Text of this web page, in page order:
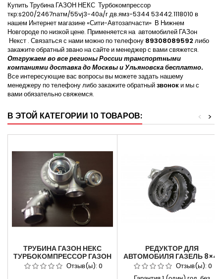
Купить Трубина ГАЗОН НЕКС Турбокомпрессор
ткр:s200/2467nатм/55vj3-40а/r дв.ямз-5344 53442.1118010 в
нашем Интернет магазине «Сити-Автозапчасти» В Нижнем
Новгороде по низкой цене. Применяется на автомобилей ГАЗон
Некст . Связаться с нами можно по телефону 89308089592 либо
закажите обратный звано на сайте и менеджер с вами свяжется.
Отгружаем во все регионы России транспортными
компаниями доставка до Москвы и Ульяновска бесплатно.
Все интересующие вас вопросы вы можете задать нашему
менеджеру по телефону либо закажите обратныйзвоноки мы с
вами обязательно свяжемся.
В ЭТОЙ КАТЕГОРИИ 10 ТОВАРОВ: >
<
ТРУБИНА ГАЗОН НЕКС
ТУРБОКОМПРЕССОР ГАЗОН
NEXT ЯМЗ 53444-20 (CNG)
53404.1118010-10
Отзыв(ы): 0
РЕДУКТОР ДЛЯ
АВТОМОБИЛЯ ГАЗЕЛЬ 8×41
ЗУБ 3302-2402010
Отзыв(ы): 0